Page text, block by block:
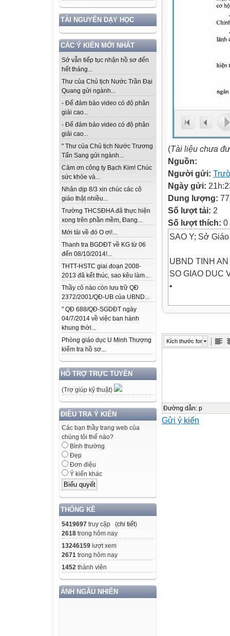
TÀI NGUYÊN DẠY HỌC
CÁC Ý KIẾN MỚI NHẤT
Sở vẫn tiếp tục nhận hồ sơ đến
hết tháng...
Thư của Chủ tịch Nước Trần Đại
Quang gửi ngành...
- Để đảm bảo video có độ phân
giải cao...
- Để đảm bảo video có độ phân
giải cao...
" Thư của Chủ tịch Nước Trương
Tấn Sang gửi ngành...
Cảm ơn công ty Bạch Kim! Chúc
sức khỏe và...
Nhân dịp 8/3 xin chúc các cô
giáo thật nhiều...
Trường THCSĐHA đã thực hiện
xong trên phần mềm, Đang...
Mới tải về đó O ơi!...
Thanh tra BGDĐT về KG từ 06
đến 08/10/2014!...
THTT-HSTC giai đoạn 2008-
2013 đã kết thúc, sao kêu làm...
Thầy cô nào còn lưu trữ QĐ
2372/2001/QĐ-UB của UBND...
" QĐ 688/QĐ-SGDĐT ngày
04/7/2014 về việc ban hành
khung thời...
Phòng giáo dục U Minh Thượng
kiểm tra hồ sơ...
HỖ TRỢ TRỰC TUYẾN
(Trợ giúp kỹ thuật)
ĐIỀU TRA Ý KIẾN
Các bạn thầy trang web của
chúng tôi thế nào?
Bình thường
Đẹp
Đơn điệu
Ý kiến khác
THỐNG KÊ
5419697 truy cập (chi tiết)
2618 trong hôm nay
13246159 lượt xem
2671 trong hôm nay
1452 thành viên
ẢNH NGẪU NHIÊN
(Tài liệu chưa
Nguồn:
Người gửi:
Ngày gửi:
Dung lượng:
Số lượt tải: 2
Số lượt thích: 0
SAO Y; Sở
UBND TINH
SO GIAO DUC
•
S6://r(jlto[-
nam 2025
Kích thước font
Đường dẫn: p
Gửi ý kiến